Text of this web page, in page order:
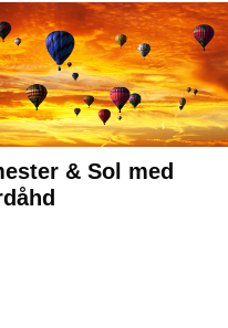
& Sol med